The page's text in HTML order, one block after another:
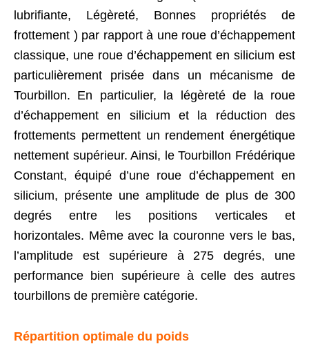
lubrifiante, Légèreté, Bonnes propriétés de
frottement ) par rapport à une roue d’échappement
classique, une roue d’échappement en silicium est
particulièrement prisée dans un mécanisme de
Tourbillon. En particulier, la légèreté de la roue
d’échappement en silicium et la réduction des
frottements permettent un rendement énergétique
nettement supérieur. Ainsi, le Tourbillon Frédérique
Constant, équipé d’une roue d’échappement en
silicium, présente une amplitude de plus de 300
degrés entre les positions verticales et
horizontales. Même avec la couronne vers le bas,
l’amplitude est supérieure à 275 degrés, une
performance bien supérieure à celle des autres
tourbillons de première catégorie.
Répartition optimale du poids